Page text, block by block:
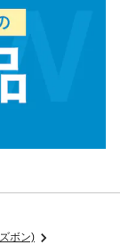
ボン)